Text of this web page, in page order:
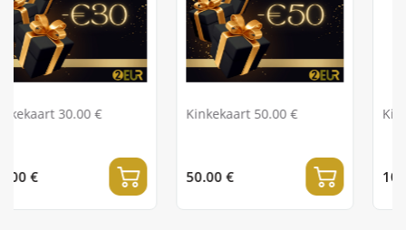
€ Kinkekaart 50.00 €
50.00 €
Kinkekaart 100.00
100.00 €